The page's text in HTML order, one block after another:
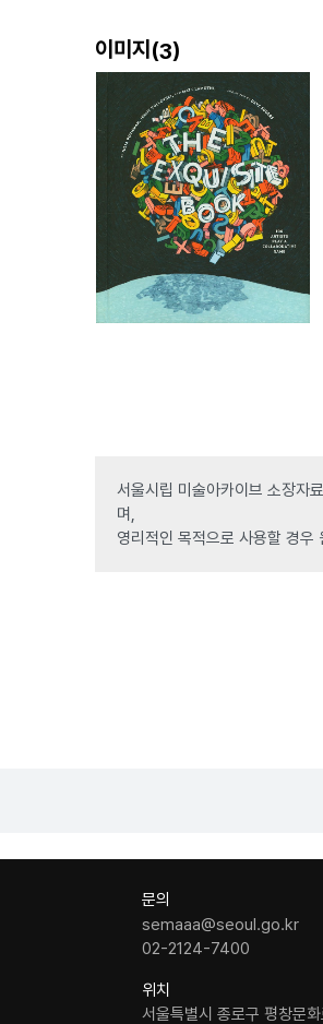
이미지(3)
서울시립 미술아카이브 소장자
며,
영리적인 목적으로 사용할 경우
문의
semaaa@seoul.go.kr
02-2124-7400
위치
서울특별시 종로구 평창문화